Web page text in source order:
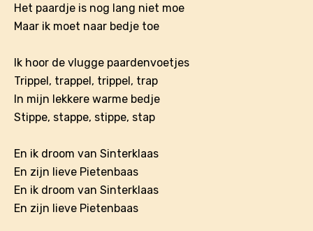
Het paardje is nog lang niet moe
Maar ik moet naar bedje toe
Ik hoor de vlugge paardenvoetjes
Trippel, trappel, trippel, trap
In mijn lekkere warme bedje
Stippe, stappe, stippe, stap
En ik droom van Sinterklaas
En zijn lieve Pietenbaas
En ik droom van Sinterklaas
En zijn lieve Pietenbaas